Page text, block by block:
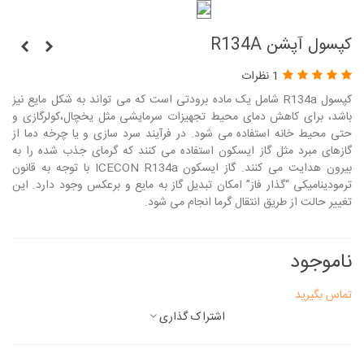
کپسول آپشن R134A
1 نظرات
کپسول R134a شامل یک ماده برودتی است که می تواند به شکل مایع نیز
باشد، برای کاهش دمای محیط تجهیزات سرمایشی مثل یخچال،کولرگازی و
حتی محیط خانه استفاده می شود. در فرآیند سرد سازی و یا چرخه دما از
گازهای مبرد مثل گاز ایسکون استفاده می کنند که گرمای جذب شده را به
بیرون هدایت می کنند. گاز ایسکون ICECON R134a با توجه به قانون
ترمودینامیکی “گذار فاز” امکان تبدیل گاز به مایع و برعکس وجود دارد. این
تغییر حالت از طریق انتقال گرما انجام می شود.
ناموجود
تماس بگیرید
اشتراک گذاری